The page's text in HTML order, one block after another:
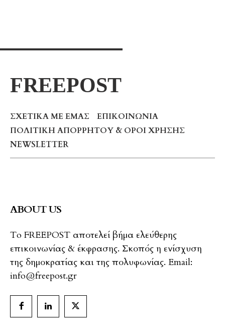
FREEPOST
ΣΧΕΤΙΚΆ ΜΕ ΕΜΆΣ
ΕΠΙΚΟΙΝΩΝΊΑ
ΠΟΛΙΤΙΚΉ ΑΠΟΡΡΉΤΟΥ & ΌΡΟΙ ΧΡΉΣΗΣ
NEWSLETTER
ABOUT US
To FREEPOST αποτελεί βήμα ελεύθερης
επικοινωνίας & έκφρασης. Σκοπός η ενίσχυση
της δημοκρατίας και της πολυφωνίας. Email:
info@freepost.gr